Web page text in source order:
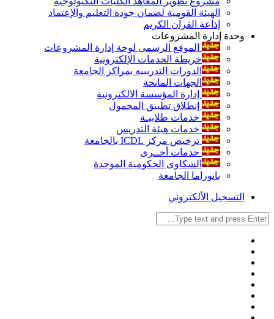
الهيئة القومية لضمان جودة التعليم والإعتماد
إذاعة القرآن الكريم
وحدة إدارة المشروعات
الموقع الرسمى لوحة إدارة المشروعات
خريطة الخدمات الإلكترونية
الدورات التدريبيه بمراكز الجامعة
الجهات المانحة
إدارة المؤسسة الالكترونية
إنطلاق تطبيق المحمول
خدمات طلابيـة
خدمات هيئة التدريس
ترخيص مركز ICDL بالجامعة
خدمات أخــرى
الشكاوى الحكومية الموحدة
بانوراما الجامعة
التسجيل الألكتروني